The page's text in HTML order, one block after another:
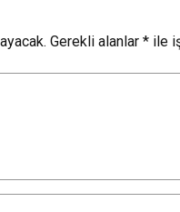
Gerekli alanlar * ile